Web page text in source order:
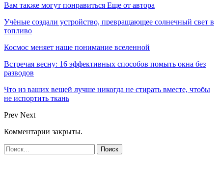
Вам также могут понравиться Еще от автора
Учёные создали устройство, превращающее солнечный свет в
топливо
Космос меняет наше понимание вселенной
Встречая весну: 16 эффективных способов помыть окна без
разводов
Что из ваших вещей лучше никогда не стирать вместе, чтобы
не испортить ткань
Prev Next
Комментарии закрыты.